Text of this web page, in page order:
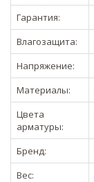
Гарантия:
Влагозащита:
Напряжение:
Материалы:
Цвета
арматуры:
Бренд:
Вес: